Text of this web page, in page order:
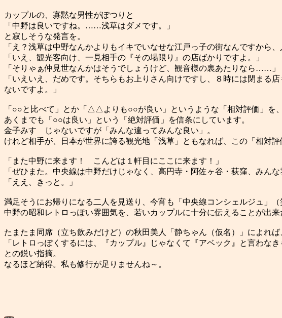
カップルの、寡黙な男性がぽつりと
「中野は良いですね。……浅草はダメです。」
と寂しそうな発言を。
「え？浅草は中野なんかよりもイキでいなせな江戸っ子の街なんですから
「いえ、観光客向け、一見相手の『その場限り』の店ばかりですよ。」
「そりゃぁ仲見世なんかはそうでしょうけど、観音様の裏あたりなら……」
「いえいえ、だめです。そちらもお上りさん向けですし、８時には閉まる
ないですよ。」
「○○と比べて」とか「△△よりも○○が良い」というような「相対評価」を
あくまでも「○○は良い」という「絶対評価」を信条にしています。
金子みすゞじゃないですが「みんな違ってみんな良い」。
けれど相手が、日本が世界に誇る観光地「浅草」ともなれば、この「相対評
「また中野に来ます！ こんどは１軒目にここに来ます！」
「ぜひまた。中央線は中野だけじゃなく、高円寺・阿佐ヶ谷・荻窪、みん
「ええ、きっと。」
満足そうにお帰りになる二人を見送り、今宵も「中央線コンシェルジュ」（
中野の昭和レトロっぽい雰囲気を、若いカップルに十分に伝えることが出
たまたま同席（立ち飲みだけど）の秋田美人「静ちゃん（仮名）」によれば
「レトロっぽくするには、『カップル』じゃなくて『アベック』と言わなき
との鋭い指摘。
なるほど納得。私も修行が足りませんね～。